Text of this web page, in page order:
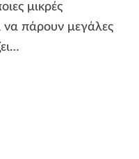
μικρές
να πάρουν μεγάλες